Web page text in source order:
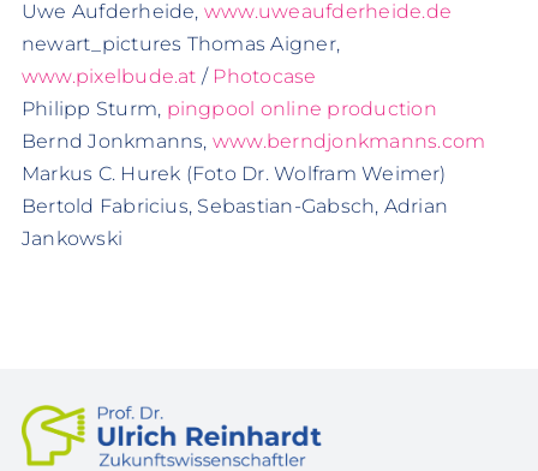
Uwe Aufderheide, www.uweaufderheide.de
newart_pictures Thomas Aigner,
www.pixelbude.at / Photocase
Philipp Sturm, pingpool online production
Bernd Jonkmanns, www.berndjonkmanns.com
Markus C. Hurek (Foto Dr. Wolfram Weimer)
Bertold Fabricius, Sebastian-Gabsch, Adrian
Jankowski